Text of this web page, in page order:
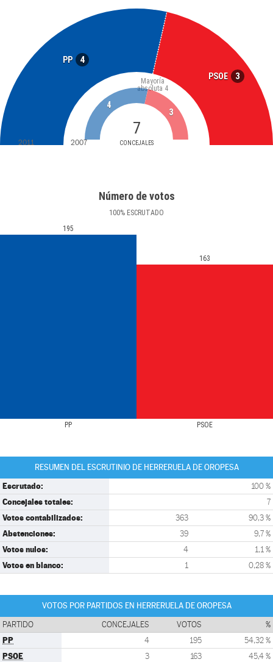
PP 4
PSOE 3
7
CONCEJALES
Mayoría
absoluta 4
4
3
2011 2007
Número de votos
100% ESCRUTADO
PP PSOE
195
163
RESUMEN DEL ESCRUTINIO DE HERRERUELA DE OROPESA
Escrutado: 100 %
Concejales totales: 7
Votos contabilizados: 363 90,3 %
Abstenciones: 39 9,7 %
Votos nulos: 4 1,1 %
Votos en blanco: 1 0,28 %
VOTOS POR PARTIDOS EN HERRERUELA DE OROPESA
PARTIDO CONCEJALES VOTOS %
PP 4 195 54,32 %
PSOE 3 163 45,4 %